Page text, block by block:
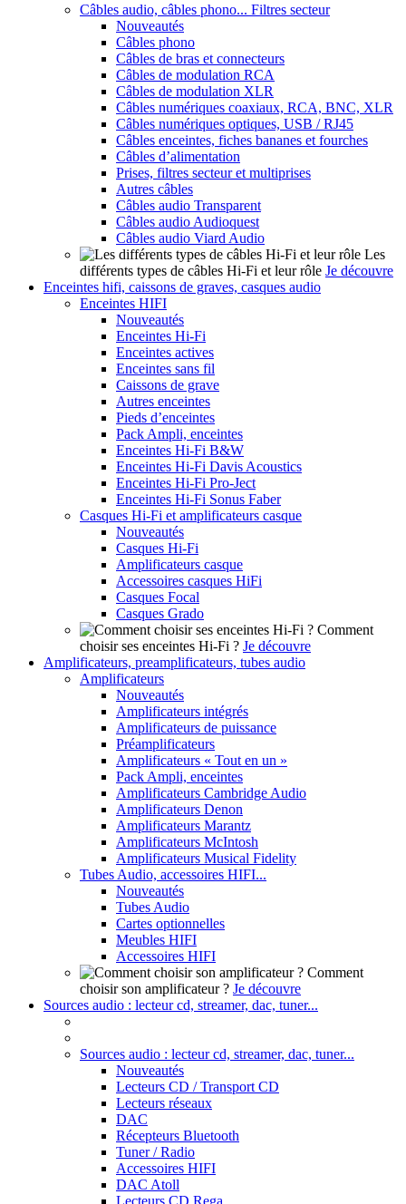
Câbles audio, câbles phono... Filtres secteur
Nouveautés
Câbles phono
Câbles de bras et connecteurs
Câbles de modulation RCA
Câbles de modulation XLR
Câbles numériques coaxiaux, RCA, BNC, XLR
Câbles numériques optiques, USB / RJ45
Câbles enceintes, fiches bananes et fourches
Câbles d’alimentation
Prises, filtres secteur et multiprises
Autres câbles
Câbles audio Transparent
Câbles audio Audioquest
Câbles audio Viard Audio
Les
différents types de câbles Hi-Fi et leur rôle Je découvre
Enceintes hifi, caissons de graves, casques audio
Enceintes HIFI
Nouveautés
Enceintes Hi-Fi
Enceintes actives
Enceintes sans fil
Caissons de grave
Autres enceintes
Pieds d’enceintes
Pack Ampli, enceintes
Enceintes Hi-Fi B&W
Enceintes Hi-Fi Davis Acoustics
Enceintes Hi-Fi Pro-Ject
Enceintes Hi-Fi Sonus Faber
Casques Hi-Fi et amplificateurs casque
Nouveautés
Casques Hi-Fi
Amplificateurs casque
Accessoires casques HiFi
Casques Focal
Casques Grado
Comment
choisir ses enceintes Hi-Fi ? Je découvre
Amplificateurs, preamplificateurs, tubes audio
Amplificateurs
Nouveautés
Amplificateurs intégrés
Amplificateurs de puissance
Préamplificateurs
Amplificateurs « Tout en un »
Pack Ampli, enceintes
Amplificateurs Cambridge Audio
Amplificateurs Denon
Amplificateurs Marantz
Amplificateurs McIntosh
Amplificateurs Musical Fidelity
Tubes Audio, accessoires HIFI...
Nouveautés
Tubes Audio
Cartes optionnelles
Meubles HIFI
Accessoires HIFI
Comment
choisir son amplificateur ? Je découvre
Sources audio : lecteur cd, streamer, dac, tuner...
Sources audio : lecteur cd, streamer, dac, tuner...
Nouveautés
Lecteurs CD / Transport CD
Lecteurs réseaux
DAC
Récepteurs Bluetooth
Tuner / Radio
Accessoires HIFI
DAC Atoll
Lecteurs CD Rega